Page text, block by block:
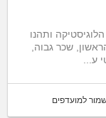
ותהנו
שכר גבוה,
ע...
למועדפים